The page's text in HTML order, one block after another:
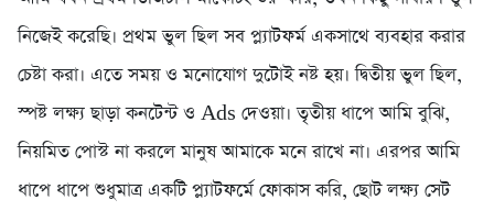
নিজেই করেছি। প্রথম ভুল ছিল সব প্ল্যাটফর্ম একসাথে ব্যবহার করার
চেষ্টা করা। এতে সময় ও মনোযোগ দুটোই নষ্ট হয়। দ্বিতীয় ভুল ছিল,
স্পষ্ট লক্ষ্য ছাড়া কনটেন্ট ও Ads দেওয়া। তৃতীয় ধাপে আমি বুঝি,
নিয়মিত পোস্ট না করলে মানুষ আমাকে মনে রাখে না। এরপর আমি
ধাপে ধাপে শুধুমাত্র একটি প্ল্যাটফর্মে ফোকাস করি, ছোট লক্ষ্য সেট